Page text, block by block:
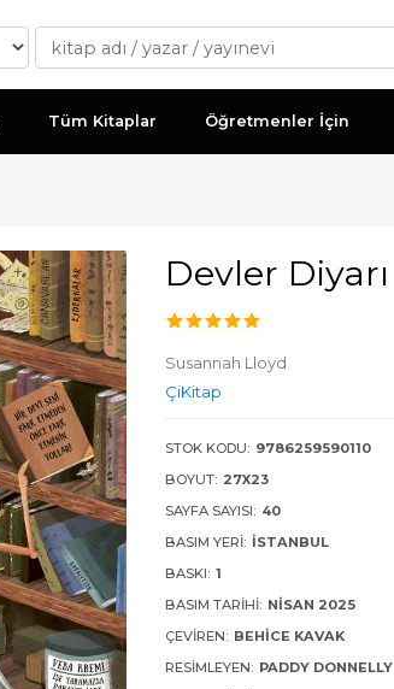
Tüm Kitaplar Öğretmenler İçin
Devler Diyarı
Susannah Lloyd
ÇiKitap
STOK KODU: 9786259590110
BOYUT: 27X23
SAYFA SAYISI: 40
BASIM YERI: İSTANBUL
BASKI: 1
BASIM TARIHI: NISAN 2025
ÇEVIREN: BEHICE KAVAK
RESIMLEYEN: PADDY DONNELLY